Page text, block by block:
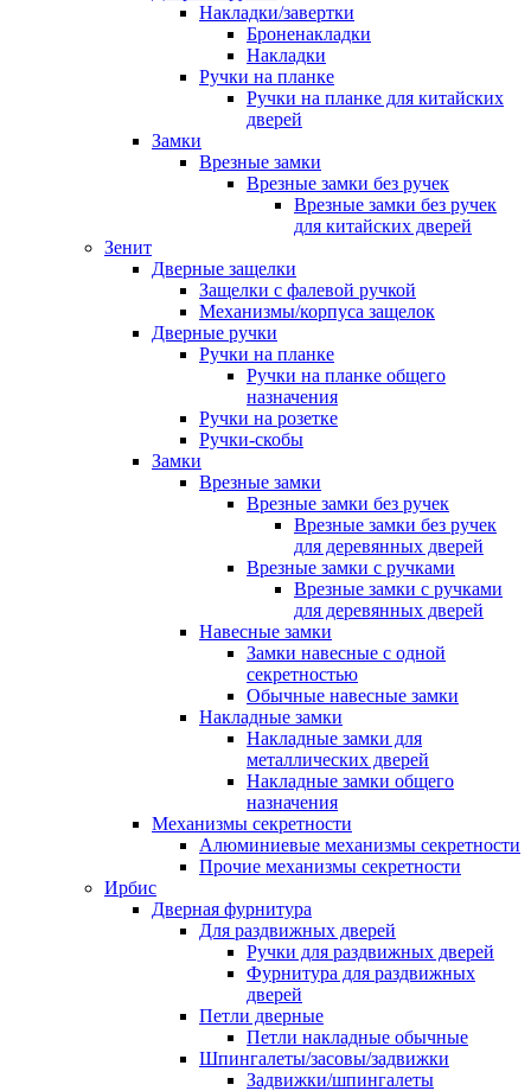
Накладки/завертки
Броненакладки
Накладки
Ручки на планке
Ручки на планке для китайских
дверей
Замки
Врезные замки
Врезные замки без ручек
Врезные замки без ручек
для китайских дверей
Зенит
Дверные защелки
Защелки с фалевой ручкой
Механизмы/корпуса защелок
Дверные ручки
Ручки на планке
Ручки на планке общего
назначения
Ручки на розетке
Ручки-скобы
Замки
Врезные замки
Врезные замки без ручек
Врезные замки без ручек
для деревянных дверей
Врезные замки с ручками
Врезные замки с ручками
для деревянных дверей
Навесные замки
Замки навесные с одной
секретностью
Обычные навесные замки
Накладные замки
Накладные замки для
металлических дверей
Накладные замки общего
назначения
Механизмы секретности
Алюминиевые механизмы секретности
Прочие механизмы секретности
Ирбис
Дверная фурнитура
Для раздвижных дверей
Ручки для раздвижных дверей
Фурнитура для раздвижных
дверей
Петли дверные
Петли накладные обычные
Шпингалеты/засовы/задвижки
Задвижки/шпингалеты